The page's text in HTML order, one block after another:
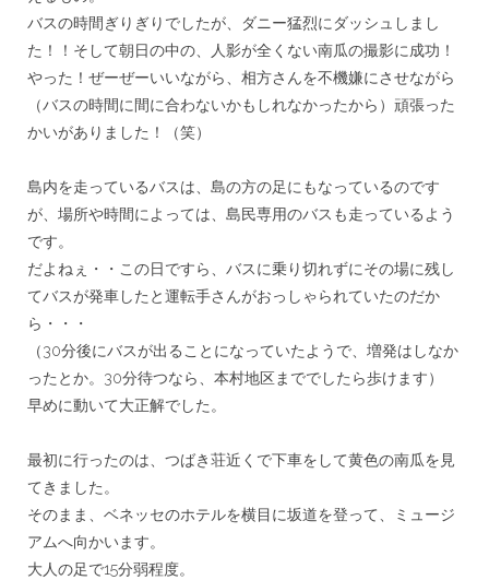
バスの時間ぎりぎりでしたが、ダニー猛烈にダッシュしまし
た！！ そして朝日の中の、人影が全くない南瓜の撮影に成功！
やった！ぜーぜーいいながら、相方さんを不機嫌にさせながら
（バスの時間に間に合わないかもしれなかったから） 頑張った
かいがありました！（笑）
島内を走っているバスは、島の方の足にもなっているのです
が、 場所や時間によっては、島民専用のバスも走っているよう
です。
だよねぇ・・この日ですら、 バスに乗り切れずにその場に残し
てバスが発車したと運転手さんがおっしゃられていたのだか
ら・・・
（30分後にバスが出ることになっていたようで、 増発はしなか
ったとか。30分待つなら、 本村地区まででしたら歩けます）
早めに動いて大正解でした。
最初に行ったのは、 つばき荘近くで下車をして黄色の南瓜を見
てきました。
そのまま、ベネッセのホテルを横目に坂道を登って、
ミュージ
アムへ向かいます。
大人の足で15分弱程度。